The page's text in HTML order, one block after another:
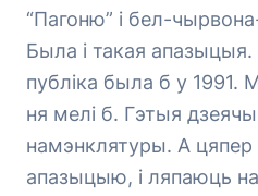
“Пагоню” і бел-
Была і такая апазыцыя.
публіка была б у
ня мелі б. Гэтыя
намэнклятуры. А цяпер
апазыцыю, і ляпаюць